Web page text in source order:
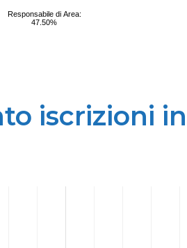
Responsabile di Area:
47.50%
iscrizioni